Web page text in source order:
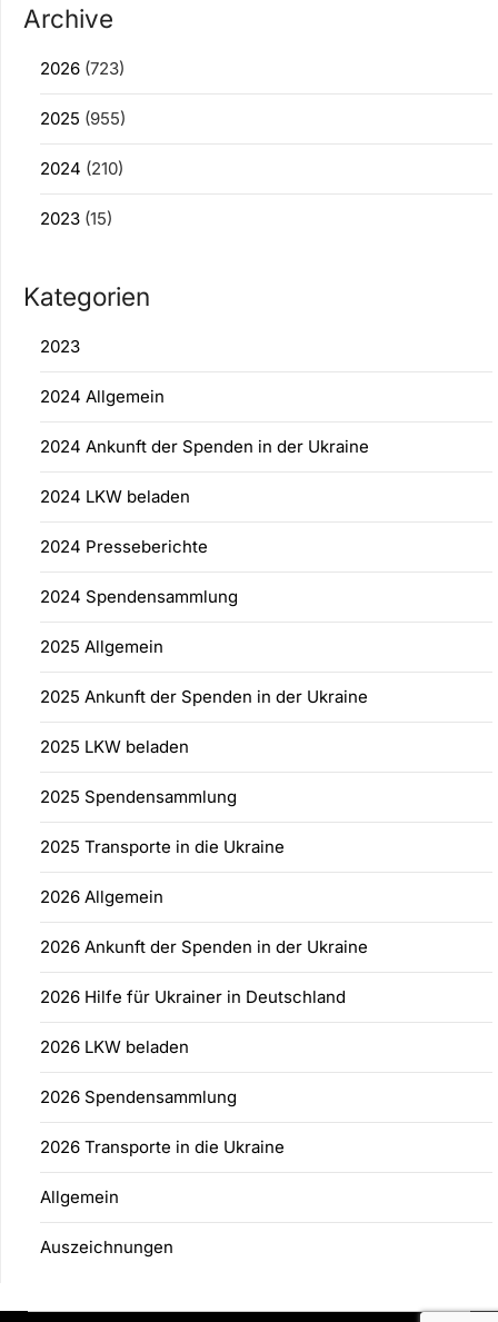
Archive
2026 (723)
2025 (955)
2024 (210)
2023 (15)
Kategorien
2023
2024 Allgemein
2024 Ankunft der Spenden in der Ukraine
2024 LKW beladen
2024 Presseberichte
2024 Spendensammlung
2025 Allgemein
2025 Ankunft der Spenden in der Ukraine
2025 LKW beladen
2025 Spendensammlung
2025 Transporte in die Ukraine
2026 Allgemein
2026 Ankunft der Spenden in der Ukraine
2026 Hilfe für Ukrainer in Deutschland
2026 LKW beladen
2026 Spendensammlung
2026 Transporte in die Ukraine
Allgemein
Auszeichnungen